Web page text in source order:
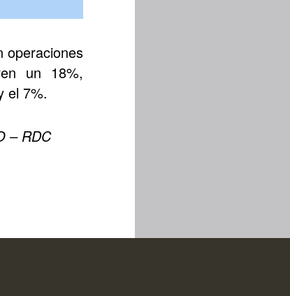
operaciones
un 18%,
el 7%.
– RDC